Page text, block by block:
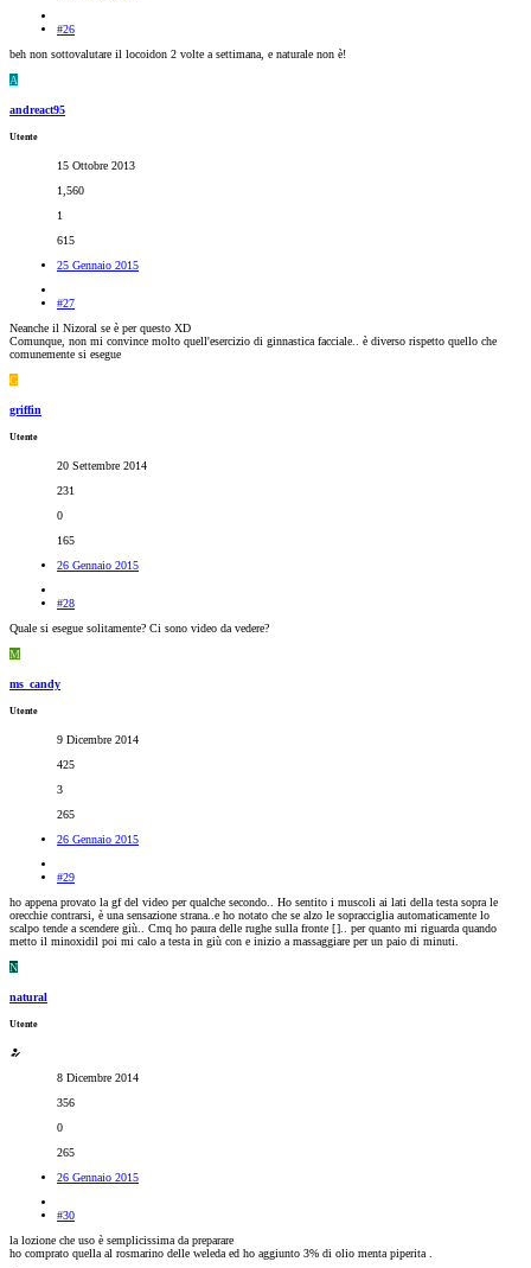
#26
beh non sottovalutare il locoidon 2 volte a settimana, e naturale non è!
A
andreact95
Utente
15 Ottobre 2013
1,560
1
615
25 Gennaio 2015
#27
Neanche il Nizoral se è per questo XD
Comunque, non mi convince molto quell'esercizio di ginnastica facciale.. è diverso rispetto quello che
comunemente si esegue
G
griffin
Utente
20 Settembre 2014
231
0
165
26 Gennaio 2015
#28
Quale si esegue solitamente? Ci sono video da vedere?
M
ms_candy
Utente
9 Dicembre 2014
425
3
265
26 Gennaio 2015
#29
ho appena provato la gf del video per qualche secondo.. Ho sentito i muscoli ai lati della testa sopra le
orecchie contrarsi, è una sensazione strana..e ho notato che se alzo le sopracciglia automaticamente lo
scalpo tende a scendere giù.. Cmq ho paura delle rughe sulla fronte [].. per quanto mi riguarda quando
metto il minoxidil poi mi calo a testa in giù con e inizio a massaggiare per un paio di minuti.
N
natural
Utente
8 Dicembre 2014
356
0
265
26 Gennaio 2015
#30
la lozione che uso è semplicissima da preparare
ho comprato quella al rosmarino delle weleda ed ho aggiunto 3% di olio menta piperita .